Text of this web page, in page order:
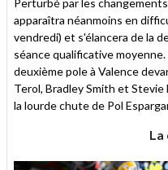
apparaîtra néanmoins en
vendredi) et s'élancera de la
séance qualificative
deuxième pole à Valence
Terol, Bradley Smith et Stevie
la lourde chute de Pol
La